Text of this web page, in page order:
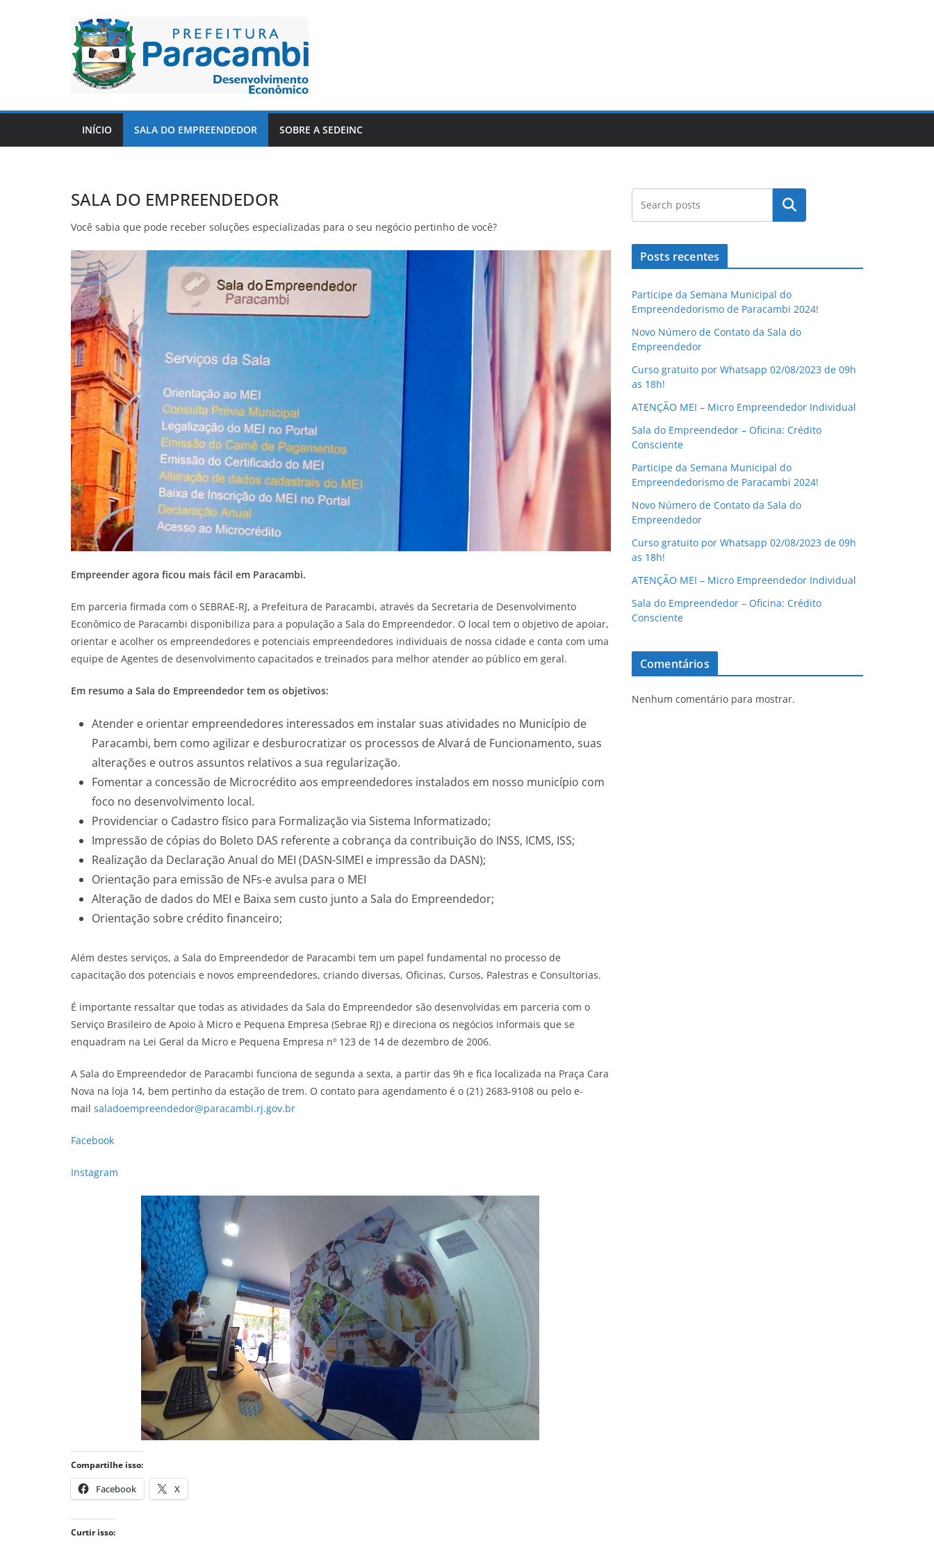
INÍCIO SALA DO EMPREENDEDOR SOBRE A SEDEINC
SALA DO EMPREENDEDOR
Você sabia que pode receber soluções especializadas para o seu negócio pertinho de você?
Empreender agora ficou mais fácil em Paracambi.
Em parceria firmada com o SEBRAE-RJ, a Prefeitura de Paracambi, através da Secretaria de Desenvolvimento
Econômico de Paracambi disponibiliza para a população a Sala do Empreendedor. O local tem o objetivo de apoiar,
orientar e acolher os empreendedores e potenciais empreendedores individuais de nossa cidade e conta com uma
equipe de Agentes de desenvolvimento capacitados e treinados para melhor atender ao público em geral.
Em resumo a Sala do Empreendedor tem os objetivos:
Atender e orientar empreendedores interessados em instalar suas atividades no Município de
Paracambi, bem como agilizar e desburocratizar os processos de Alvará de Funcionamento, suas
alterações e outros assuntos relativos a sua regularização.
Fomentar a concessão de Microcrédito aos empreendedores instalados em nosso município com
foco no desenvolvimento local.
Providenciar o Cadastro físico para Formalização via Sistema Informatizado;
Impressão de cópias do Boleto DAS referente a cobrança da contribuição do INSS, ICMS, ISS;
Realização da Declaração Anual do MEI (DASN-SIMEI e impressão da DASN);
Orientação para emissão de NFs-e avulsa para o MEI
Alteração de dados do MEI e Baixa sem custo junto a Sala do Empreendedor;
Orientação sobre crédito financeiro;
Além destes serviços, a Sala do Empreendedor de Paracambi tem um papel fundamental no processo de
capacitação dos potenciais e novos empreendedores, criando diversas, Oficinas, Cursos, Palestras e Consultorias.
É importante ressaltar que todas as atividades da Sala do Empreendedor são desenvolvidas em parceria com o
Serviço Brasileiro de Apoio à Micro e Pequena Empresa (Sebrae RJ) e direciona os negócios informais que se
enquadram na Lei Geral da Micro e Pequena Empresa nº 123 de 14 de dezembro de 2006.
A Sala do Empreendedor de Paracambi funciona de segunda a sexta, a partir das 9h e fica localizada na Praça Cara
Nova na loja 14, bem pertinho da estação de trem. O contato para agendamento é o (21) 2683-9108 ou pelo e-
mail saladoempreendedor@paracambi.rj.gov.br
Facebook
Instagram
Compartilhe isso:
Facebook X
Curtir isso:
Pesquisar
Posts recentes
Participe da Semana Municipal do
Empreendedorismo de Paracambi 2024!
Novo Número de Contato da Sala do
Empreendedor
Curso gratuito por Whatsapp 02/08/2023 de 09h
as 18h!
ATENÇÃO MEI – Micro Empreendedor Individual
Sala do Empreendedor – Oficina: Crédito
Consciente
Participe da Semana Municipal do
Empreendedorismo de Paracambi 2024!
Novo Número de Contato da Sala do
Empreendedor
Curso gratuito por Whatsapp 02/08/2023 de 09h
as 18h!
ATENÇÃO MEI – Micro Empreendedor Individual
Sala do Empreendedor – Oficina: Crédito
Consciente
Comentários
Nenhum comentário para mostrar.